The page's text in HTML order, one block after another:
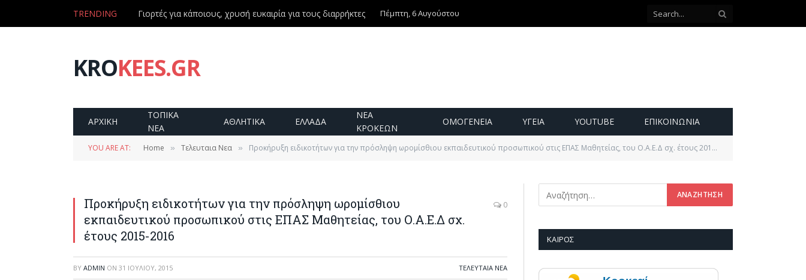
TRENDING Γιορτές για κάποιους, χρυσή ευκαιρία για τους διαρρήκτες Πέμπτη, 6 Αυγούστου
KROKEES.GR
ΑΡΧΙΚΗ
ΤΟΠΙΚΑ
ΝΕΑ
ΑΘΛΗΤΙΚΑ ΕΛΛΑΔΑ
ΝΕΑ
ΚΡΟΚΕΩΝ
ΟΜΟΓΕΝΕΙΑ ΥΓΕΙΑ YOUTUBE ΕΠΙΚΟΙΝΩΝΊΑ
YOU ARE AT: Home » Τελευταια Νεα » Προκήρυξη ειδικοτήτων για την πρόσληψη ωρομίσθιου εκπαιδευτικού προσωπικού στις ΕΠΑΣ Μαθητείας, του Ο.Α.Ε.Δ σχ. έτους 2015-2016
Προκήρυξη ειδικοτήτων για την πρόσληψη ωρομίσθιου
εκπαιδευτικού προσωπικού στις ΕΠΑΣ Μαθητείας, του Ο.Α.Ε.Δ σχ.
έτους 2015-2016
0
BY ADMIN ON 31 ΙΟΥΛΊΟΥ, 2015 ΤΕΛΕΥΤΑΙΑ ΝΕΑ
ΚΑΙΡΌΣ